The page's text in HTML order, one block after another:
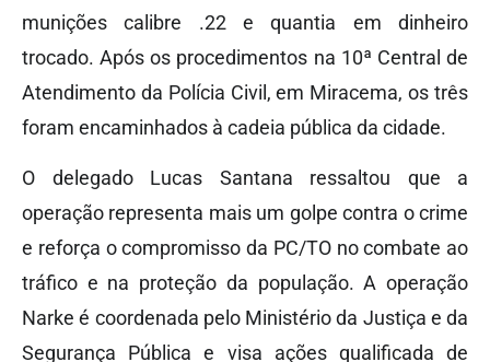
munições calibre .22 e quantia em dinheiro
trocado. Após os procedimentos na 10ª Central de
Atendimento da Polícia Civil, em Miracema, os três
foram encaminhados à cadeia pública da cidade.
O delegado Lucas Santana ressaltou que a
operação representa mais um golpe contra o crime
e reforça o compromisso da PC/TO no combate ao
tráfico e na proteção da população. A operação
Narke é coordenada pelo Ministério da Justiça e da
Segurança Pública e visa ações qualificada de